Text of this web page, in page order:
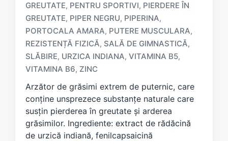
a
g
g
e
w
i
t
h
GREUTATE, PENTRU SPORTIVI, PIERDERE ÎN
GREUTATE, PIPER NEGRU, PIPERINA,
PORTOCALA AMARA, PUTERE MUSCULARA,
REZISTENȚĂ FIZICĂ, SALĂ DE GIMNASTICĂ,
SLĂBIRE, URZICA INDIANA, VITAMINA B5,
VITAMINA B6, ZINC
Arzător de grăsimi extrem de puternic, care
conține unsprezece substanțe naturale care
susțin pierderea în greutate și arderea
grăsimilor. Ingrediente: extract de rădăcină
de urzică indiană, fenilcapsaicină